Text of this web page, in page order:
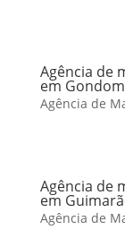
Agência de
em
Agência de
Agência de
em
Agência de